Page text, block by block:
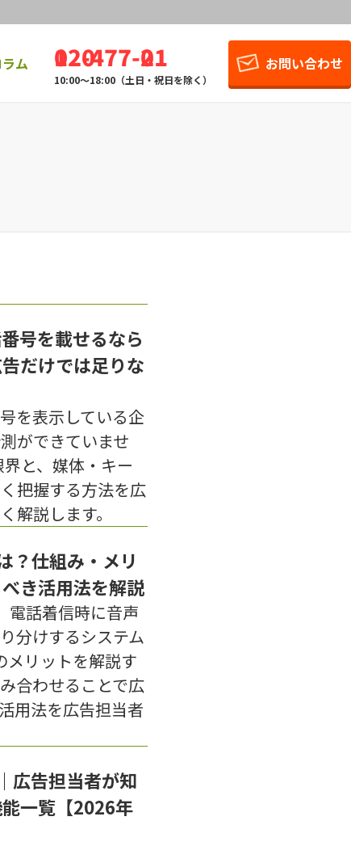
ム 0120-477-021
10:00～18:00（土日・祝日を除く）
お問い合わせ
号を載せるなら
だけでは足りな
を表示している企
ができていませ
と、媒体・キー
把握する方法を広
解説します。
？仕組み・メリ
き活用法を解説
電話着信時に音声
分けするシステム
メリットを解説す
合わせることで広
用法を広告担当者
広告担当者が知
一覧【2026年